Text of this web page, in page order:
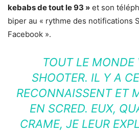
kebabs de tout le 93 » et son
biper au « rythme des notifications
Facebook ».
TOUT LE MONDE
SHOOTER. IL Y A
RECONNAISSENT ET
EN SCRED. EUX,
CRAME, JE LEUR